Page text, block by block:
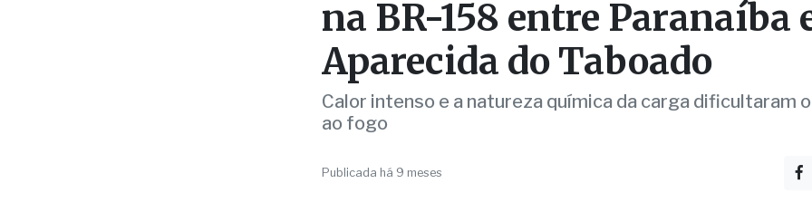
TRÂNSITO
Carreta pega fogo após
na BR-158 entre Paranaíba e
Aparecida do Taboado